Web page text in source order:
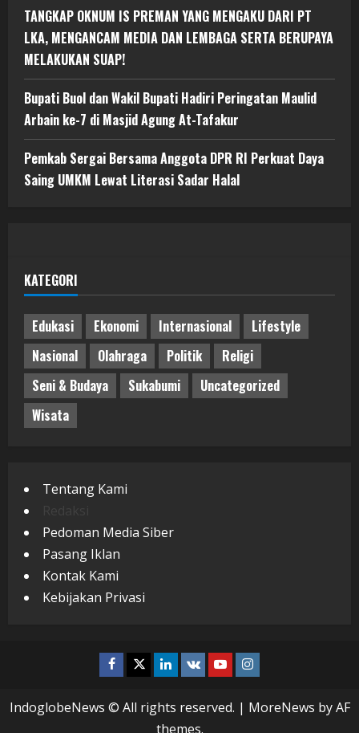
TANGKAP OKNUM IS PREMAN YANG MENGAKU DARI PT
LKA, MENGANCAM MEDIA DAN LEMBAGA SERTA BERUPAYA
MELAKUKAN SUAP!
Bupati Buol dan Wakil Bupati Hadiri Peringatan Maulid
Arbain ke-7 di Masjid Agung At-Tafakur
Pemkab Sergai Bersama Anggota DPR RI Perkuat Daya
Saing UMKM Lewat Literasi Sadar Halal
KATEGORI
Edukasi Ekonomi Internasional
Lifestyle
Nasional
Olahraga Politik
Religi
Seni & Budaya
Sukabumi
Uncategorized
Wisata
Tentang Kami
Pedoman Media Siber
Pasang Iklan
Kontak Kami
Kebijakan Privasi
Facebook
TwitterLinkedin
VK YoutubeInstagram
IndoglobeNews © All rights reserved. | MoreNews by AF
themes.